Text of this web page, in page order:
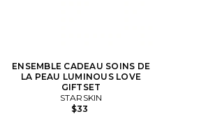
ENSEMBLE CADEAU SOINS DE
LA PEAU LUMINOUS LOVE
GIFTSET
STARSKIN
$33